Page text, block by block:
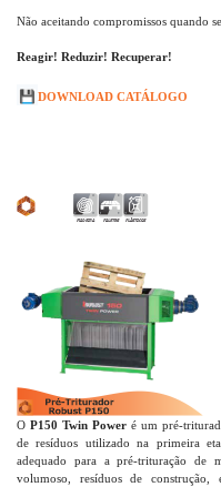
Não aceitando compromissos quando
Reagir! Reduzir! Recuperar!
💾 DOWNLOAD CATÁLOGO
O P150 Twin Poweré um pré-
de resíduos utilizado na primeira
adequado para a pré-trituração de
volumoso, resíduos de